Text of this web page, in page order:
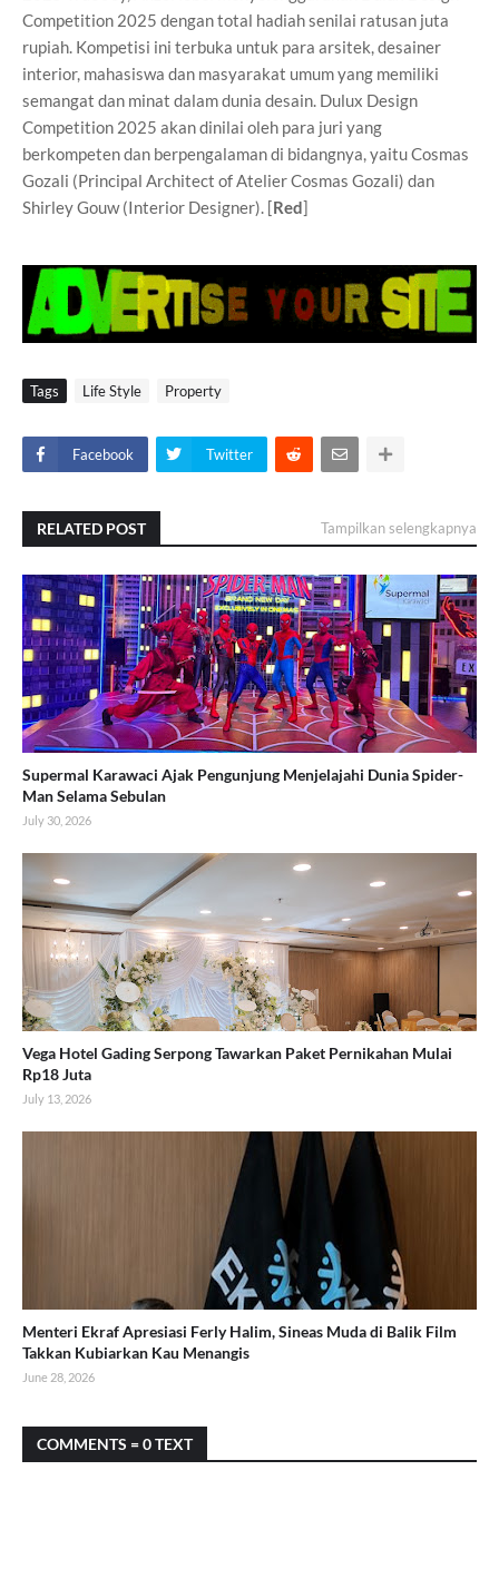
Competition 2025 dengan total hadiah senilai ratusan juta
rupiah. Kompetisi ini terbuka untuk para arsitek, desainer
interior, mahasiswa dan masyarakat umum yang memiliki
semangat dan minat dalam dunia desain. Dulux Design
Competition 2025 akan dinilai oleh para juri yang
berkompeten dan berpengalaman di bidangnya, yaitu Cosmas
Gozali (Principal Architect of Atelier Cosmas Gozali) dan
Shirley Gouw (Interior Designer). [Red]
Tags Life Style Property
Facebook Twitter
RELATED POST Tampilkan selengkapnya
Supermal Karawaci Ajak Pengunjung Menjelajahi Dunia Spider-
Man Selama Sebulan
July 30, 2026
Vega Hotel Gading Serpong Tawarkan Paket Pernikahan Mulai
Rp18 Juta
July 13, 2026
Menteri Ekraf Apresiasi Ferly Halim, Sineas Muda di Balik Film
Takkan Kubiarkan Kau Menangis
June 28, 2026
COMMENTS = 0 TEXT